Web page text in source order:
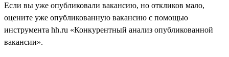
Если вы уже опубликовали вакансию, но откликов мало,
оцените уже опубликованную вакансию с помощью
инструмента hh.ru «Конкурентный анализ опубликованной
вакансии».